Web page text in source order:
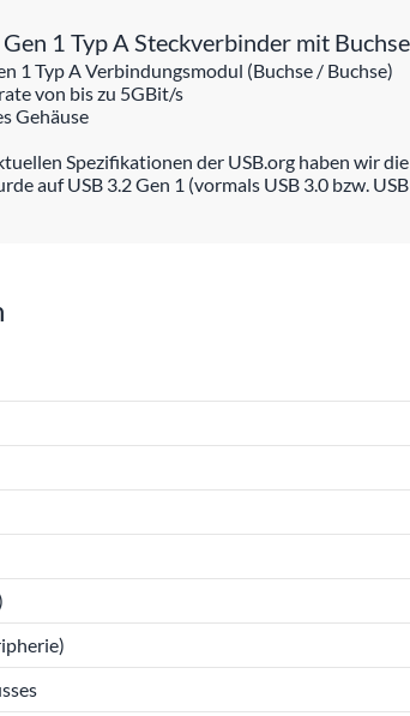
1 Typ A Steckverbinder mit
1 Typ A Verbindungsmodul (Buchse / Buchse)
von bis zu 5GBit/s
Gehäuse
Spezifikationen der USB.org haben wir
auf USB 3.2 Gen 1 (vormals USB 3.0 bzw.